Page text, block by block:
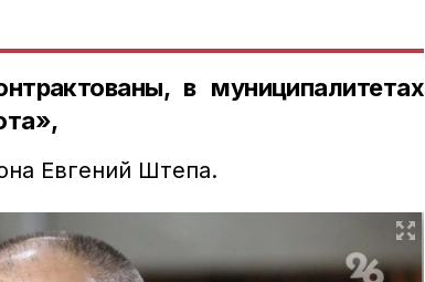
в муниципалитетах
Евгений Штепа.